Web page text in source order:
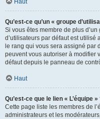
Haut
Qu’est-ce qu’un « groupe
Si vous êtes membre de plus
d’utilisateurs par défaut est
le rang qui vous sera assigné par
peuvent vous autoriser à modifier
défaut depuis le panneau de
Haut
Qu’est-ce que le lien « L’équipe »
Cette page liste les membres de
administrateurs et les